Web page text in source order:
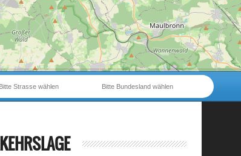
Bitte Bundesland wählen
Bitte Strasse wählen